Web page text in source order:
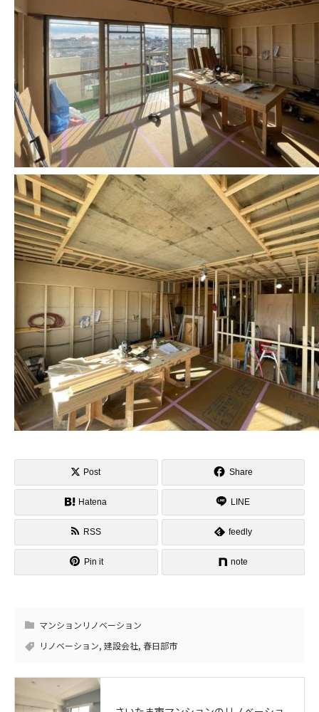
Post Share
Hatena LINE
RSS feedly
Pin it note
マンションリノベーション
リノベーション, 建設会社, 春日部市